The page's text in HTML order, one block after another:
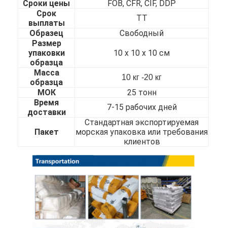
О нас
Экскурсия по заводу
Контроль качества
Свяжитесь с нами
Новости
холоднопрокатный лист нержавеющей стали
Холоднопрокатная катушка нержавеющей стали
горячекатаный лист нержавеющей стали
Горячекатаная катушка нержавеющей стали
Сроки цены
FOB, CFR, CIF, DDP
Срок
выплаты
ТТ
Образец
Свободный
Размер
упаковки
образца
10 х 10 х 10 см
Масса
образца
10 кг -20 кг
МОК
25 тонн
Время
доставки
7-15 рабочих дней
Пакет
Стандартная экспортируемая
морская упаковка или требования
клиентов